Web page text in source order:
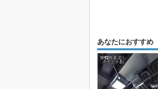
あなたにおすすめ